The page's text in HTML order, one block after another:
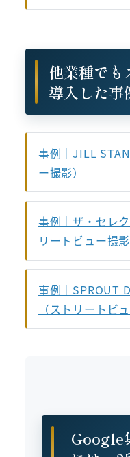
他業種でも
導入した事
事例｜JILL
ー撮影）
事例｜ザ・セレ
リートビュー撮影
事例｜SPROUT
（ストリートビ
Google